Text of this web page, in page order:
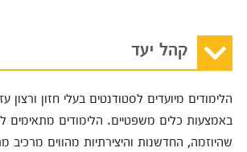
קהל יעד
הלימודים מיועדים לסטודנטים בעלי חזון ורצון
באמצעות כלים משפטיים. הלימודים מתאימים
שהיוזמה, החדשנות והיצירתיות מהווים מרכיב